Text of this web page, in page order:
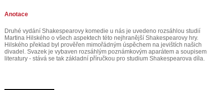
Anotace
Druhé vydání Shakespearovy komedie u nás je uvedeno rozsáhlou studií
Martina Hilského o všech aspektech této nejhranější Shakespearovy hry.
Hilského překlad byl prověřen mimořádným úspěchem na jevištích našich
divadel. Svazek je vybaven rozsáhlým poznámkovým aparátem a soupisem
literatury - stává se tak základní příručkou pro studium Shakespearova díla.